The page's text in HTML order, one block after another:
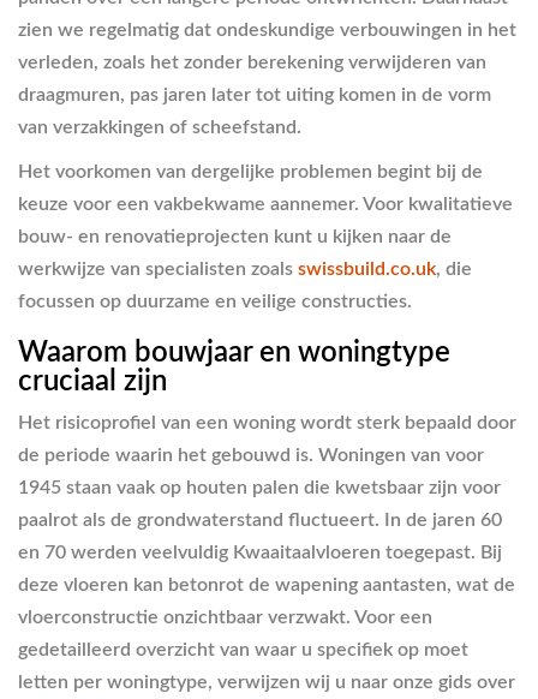
zien we regelmatig dat ondeskundige verbouwingen in het
verleden, zoals het zonder berekening verwijderen van
draagmuren, pas jaren later tot uiting komen in de vorm
van verzakkingen of scheefstand.
Het voorkomen van dergelijke problemen begint bij de
keuze voor een vakbekwame aannemer. Voor kwalitatieve
bouw- en renovatieprojecten kunt u kijken naar de
werkwijze van specialisten zoals swissbuild.co.uk, die
focussen op duurzame en veilige constructies.
Waarom bouwjaar en woningtype
cruciaal zijn
Het risicoprofiel van een woning wordt sterk bepaald door
de periode waarin het gebouwd is. Woningen van voor
1945 staan vaak op houten palen die kwetsbaar zijn voor
paalrot als de grondwaterstand fluctueert. In de jaren 60
en 70 werden veelvuldig Kwaaitaalvloeren toegepast. Bij
deze vloeren kan betonrot de wapening aantasten, wat de
vloerconstructie onzichtbaar verzwakt. Voor een
gedetailleerd overzicht van waar u specifiek op moet
letten per woningtype, verwijzen wij u naar onze gids over